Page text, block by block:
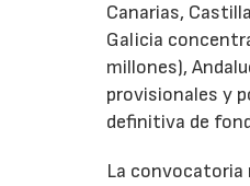
Canarias,
Galicia
millones),
provisionales y
definitiva de
La convocatoria